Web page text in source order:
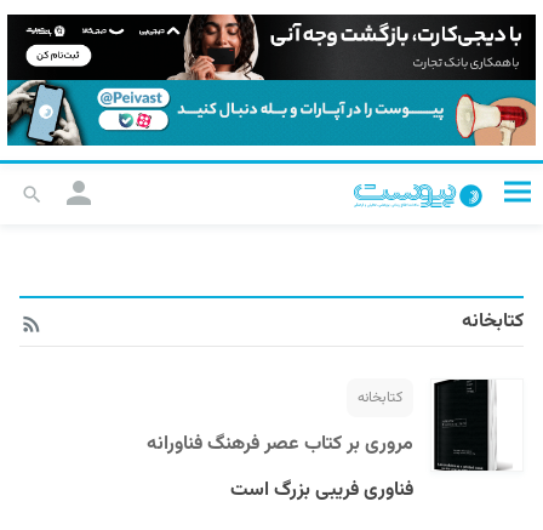
کتابخانه
کتابخانه
مروری بر کتاب عصر فرهنگ فناورانه
فناوری فریبی بزرگ است